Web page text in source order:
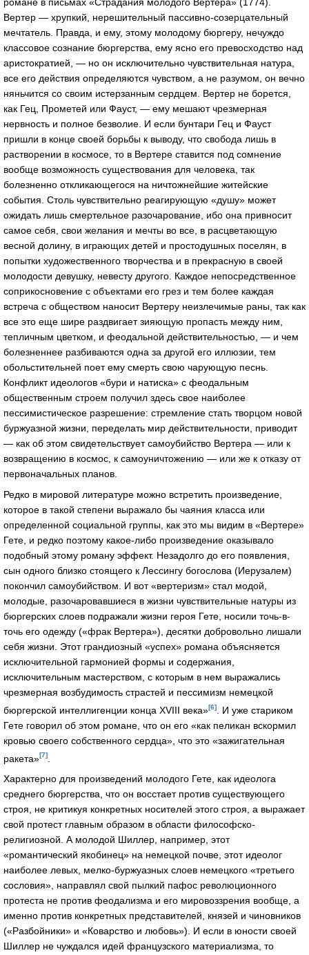
Вертер — хрупкий, нерешительный пассивно-созерцательный
мечтатель. Правда, и ему, этому молодому бюргеру, нечуждо
классовое сознание бюргерства, ему ясно его превосходство над
аристократией, — но он исключительно чувствительная натура,
все его действия определяются чувством, а не разумом, он вечно
няньчится со своим истерзанным сердцем. Вертер не борется,
как Гец, Прометей или Фауст, — ему мешают чрезмерная
нервность и полное безволие. И если бунтари Гец и Фауст
пришли в конце своей борьбы к выводу, что свобода лишь в
растворении в космосе, то в Вертере ставится под сомнение
вообще возможность существования для человека, так
болезненно откликающегося на ничтожнейшие житейские
события. Столь чувствительно реагирующую «душу» может
ожидать лишь смертельное разочарование, ибо она привносит
самое себя, свои желания и мечты во все, в расцветающую
весной долину, в играющих детей и простодушных поселян, в
попытки художественного творчества и в прекрасную в своей
молодости девушку, невесту другого. Каждое непосредственное
соприкосновение с объектами его грез и тем более каждая
встреча с обществом наносит Вертеру неизлечимые раны, так как
все это еще шире раздвигает зияющую пропасть между ним,
тепличным цветком, и феодальной действительностью, — и чем
болезненнее разбиваются одна за другой его иллюзии, тем
обольстительней поет ему смерть свою чарующую песнь.
Конфликт идеологов «бури и натиска» с феодальным
общественным строем получил здесь свое наиболее
пессимистическое разрешение: стремление стать творцом новой
буржуазной жизни, переделать мир действительности, приводит
— как об этом свидетельствует самоубийство Вертера — или к
возвращению в космос, к самоуничтожению — или же к отказу от
первоначальных планов.
Редко в мировой литературе можно встретить произведение,
которое в такой степени выражало бы чаяния класса или
определенной социальной группы, как это мы видим в «Вертере»
Гете, и редко поэтому какое-либо произведение оказывало
подобный этому роману эффект. Незадолго до его появления,
сын одного близко стоящего к Лессингу богослова (Иерузалем)
покончил самоубийством. И вот «вертеризм» стал модой,
молодые, разочаровавшиеся в жизни чувствительные натуры из
бюргерских слоев подражали жизни героя Гете, носили точь-в-
точь его одежду («фрак Вертера»), десятки добровольно лишали
себя жизни. Этот грандиозный «успех» романа объясняется
исключительной гармонией формы и содержания,
исключительным мастерством, с которым в нем выражались
чрезмерная возбудимость страстей и пессимизм немецкой
бюргерской интеллигенции конца XVIII века»[6]
. И уже стариком
Гете говорил об этом романе, что он его «как пеликан вскормил
кровью своего собственного сердца», что это «зажигательная
ракета»[7]
Характерно для произведений молодого Гете, как идеолога
среднего бюргерства, что он восстает против существующего
строя, не критикуя конкретных носителей этого строя, а выражает
свой протест главным образом в области философско-
религиозной. А молодой Шиллер, например, этот
«романтический якобинец» на немецкой почве, этот идеолог
наиболее левых, мелко-буржуазных слоев немецкого «третьего
сословия», направлял свой пылкий пафос революционного
протеста не против феодализма и его мировоззрения вообще, а
именно против конкретных представителей, князей и чиновников
(«Разбойники» и «Коварство и любовь»). И если в юности своей
Шиллер не чуждался идей французского материализма, то